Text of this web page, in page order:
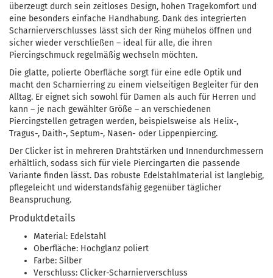
überzeugt durch sein zeitloses Design, hohen Tragekomfort und
eine besonders einfache Handhabung. Dank des integrierten
Scharnierverschlusses lässt sich der Ring mühelos öffnen und
sicher wieder verschließen – ideal für alle, die ihren
Piercingschmuck regelmäßig wechseln möchten.
Die glatte, polierte Oberfläche sorgt für eine edle Optik und
macht den Scharnierring zu einem vielseitigen Begleiter für den
Alltag. Er eignet sich sowohl für Damen als auch für Herren und
kann – je nach gewählter Größe – an verschiedenen
Piercingstellen getragen werden, beispielsweise als Helix-,
Tragus-, Daith-, Septum-, Nasen- oder Lippenpiercing.
Der Clicker ist in mehreren Drahtstärken und Innendurchmessern
erhältlich, sodass sich für viele Piercingarten die passende
Variante finden lässt. Das robuste Edelstahlmaterial ist langlebig,
pflegeleicht und widerstandsfähig gegenüber täglicher
Beanspruchung.
Produktdetails
Material: Edelstahl
Oberfläche: Hochglanz poliert
Farbe: Silber
Verschluss: Clicker-Scharnierverschluss